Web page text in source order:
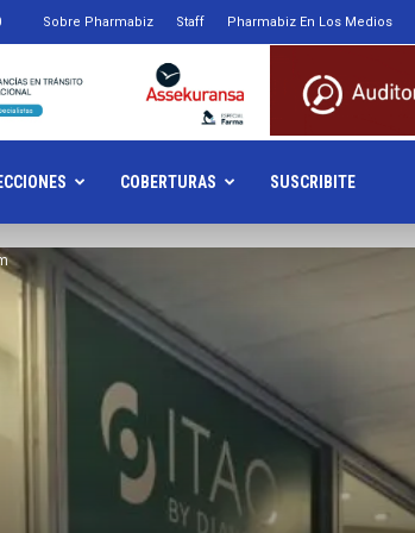
Sobre Pharmabiz Staff Pharmabiz En Los Medios
COBERTURAS SUSCRIBITE